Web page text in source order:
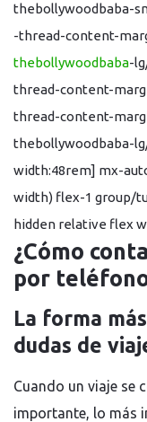
thebollywoodbaba-
-thread-content-
thebollywoodbaba-
thread-content-
thread-content-
thebollywoodbaba-
width:48rem] mx-
width) flex-1 group/
hidden relative flex
¿Cómo
por
La forma
dudas de
Cuando un viaje se
importante, lo más